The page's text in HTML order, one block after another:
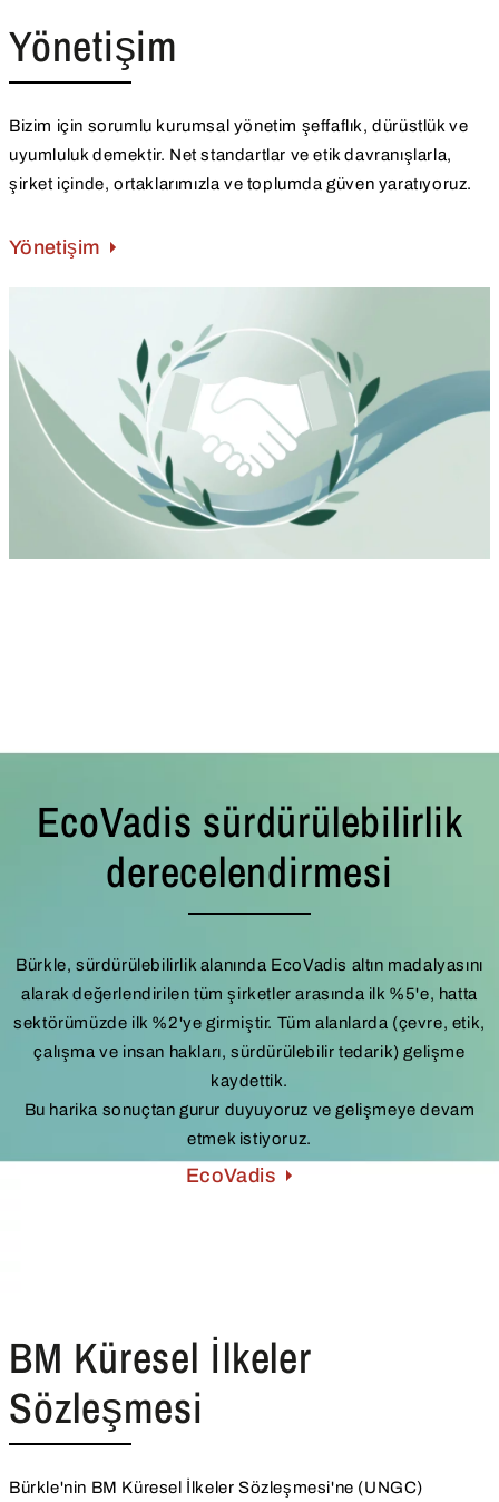
Yönetişim
Bizim için sorumlu kurumsal yönetim şeffaflık, dürüstlük ve
uyumluluk demektir. Net standartlar ve etik davranışlarla,
şirket içinde, ortaklarımızla ve toplumda güven yaratıyoruz.
Yönetişim
EcoVadis sürdürülebilirlik
derecelendirmesi
Bürkle, sürdürülebilirlik alanında EcoVadis altın madalyasını
alarak değerlendirilen tüm şirketler arasında ilk %5'e, hatta
sektörümüzde ilk %2'ye girmiştir. Tüm alanlarda (çevre, etik,
çalışma ve insan hakları, sürdürülebilir tedarik) gelişme
kaydettik.
Bu harika sonuçtan gurur duyuyoruz ve gelişmeye devam
etmek istiyoruz.
EcoVadis
BM Küresel İlkeler
Sözleşmesi
Bürkle'nin BM Küresel İlkeler Sözleşmesi'ne (UNGC)